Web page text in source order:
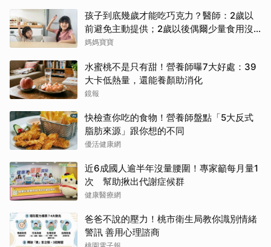
孩子到底幾歲才能吃巧克力？醫師：2歲以
前避免主動提供；2歲以後偶爾少量食用沒
問題
媽媽寶寶
水蜜桃不是只有甜！營養師曝7大好處：39
大卡低熱量，還能養顏助消化
鏡報
快檢查你吃的食物！營養師盤點「5大反式
脂肪來源」跟你想的不同
優活健康網
近6成國人逾半年沒量腰圍！專家籲每月量1
次 幫助揪出代謝症候群
健康醫療網
爸爸不說的壓力！桃市衛生局教你識別情緒
警訊 善用心理諮商